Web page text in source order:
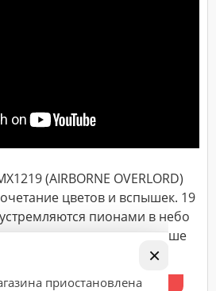
×
приостановлена
(AIRBORNE OVERLORD)
цветов и вспышек. 19
пионами в небо
дополняя звезды и ваше